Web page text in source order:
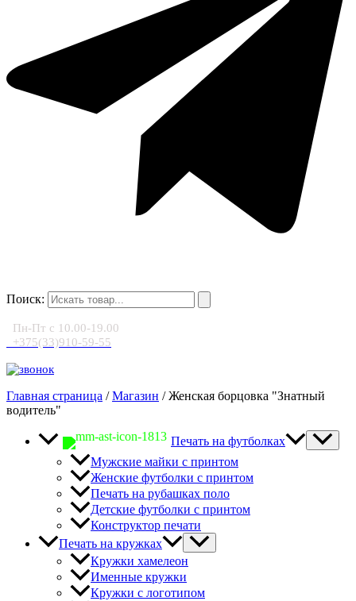
Поиск:
Пн-Пт с 10.00-19.00
+375(33)910-59-55
Главная страница /Магазин /Женская борцовка "Знатный
водитель"
Печать на футболках
Мужские майки с принтом
Женские футболки с принтом
Печать на рубашках поло
Детские футболки с принтом
Конструктор печати
Печать на кружках
Кружки хамелеон
Именные кружки
Кружки с логотипом